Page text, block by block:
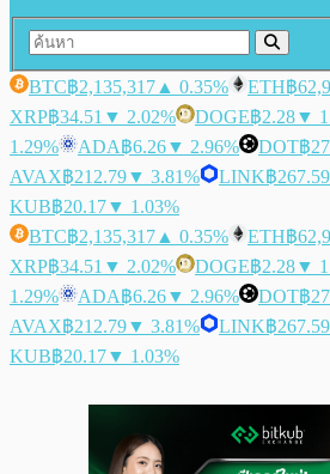
BTC฿2,135,317 ▲ 0.35% ETH฿
XRP฿34.51 ▼ 2.02% DOGE฿2.28▼
1.29%
ADA฿6.26▼ 2.96% DOT฿
AVAX฿212.79▼ 3.81% LINK฿267.59
KUB฿20.17▼ 1.03%
BTC฿2,135,317 ▲ 0.35% ETH฿
XRP฿34.51 ▼ 2.02% DOGE฿2.28▼
1.29%
ADA฿6.26▼ 2.96% DOT฿
AVAX฿212.79▼ 3.81% LINK฿267.59
KUB฿20.17▼ 1.03%